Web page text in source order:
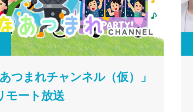
つまれチャンネル（仮）」
モート放送